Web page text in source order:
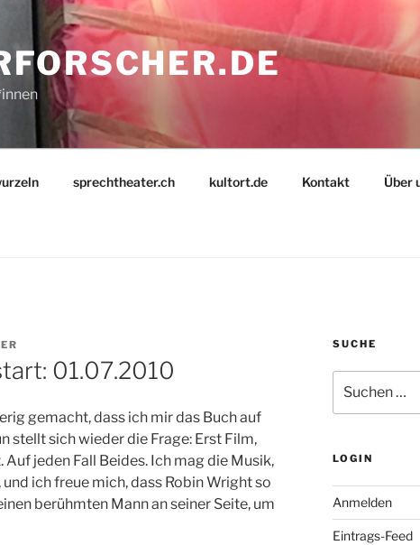
sprechtheater.ch kultort.de Kontakt Über
01.07.2010
gemacht, dass ich mir das Buch auf
stellt sich wieder die Frage: Erst Film,
jeden Fall Beides. Ich mag die Musik,
ich freue mich, dass Robin Wright so
berühmten Mann an seiner Seite, um
SUCHE
nach:
LOGIN
Anmelden
Eintrags-Feed